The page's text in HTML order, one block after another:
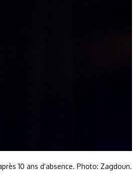
10 ans d'absence. Photo: Zagdoun.